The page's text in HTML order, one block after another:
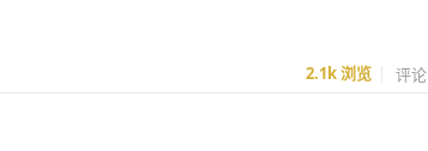
2.1k浏览 评论